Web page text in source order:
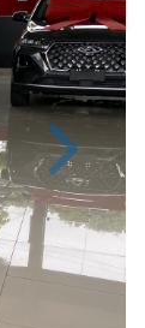
Next